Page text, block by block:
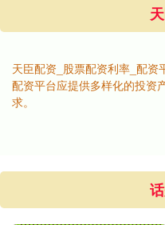
天臣配资_股票配资利率_配
配资平台应提供多样化的投资
求。